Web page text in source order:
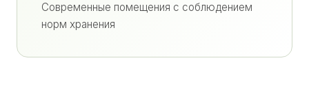
Современные помещения с соблюдением
норм хранения